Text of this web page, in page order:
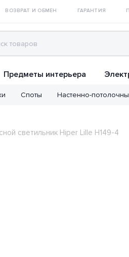
ВОЗВРАТ И ОБМЕН ГАРАНТИЯ
Споты Настенно-
Предметы интерьера
светильник Hiper Lille H149-4